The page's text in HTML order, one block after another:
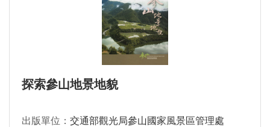
探索參山地景地貌
出版單位： 交通部觀光局參山國家風景區管理處